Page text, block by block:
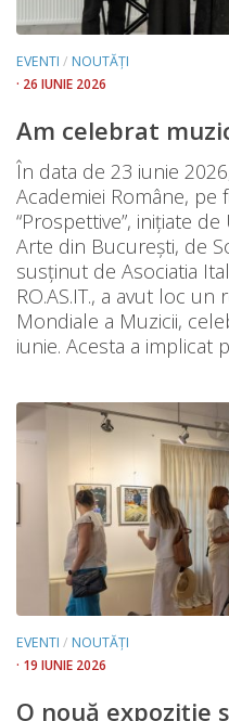
EVENTI / NOUTĂȚI
· 26 IUNIE 2026
Am celebrat
În data de 23 iunie
Academiei Române, pe
“Prospettive”, inițiate
Arte din București, de
susținut de Asociatia
RO.AS.IT., a avut loc
Mondiale a Muzicii,
iunie. Acesta a implicat
EVENTI / NOUTĂȚI
· 19 IUNIE 2026
O nouă expoziție